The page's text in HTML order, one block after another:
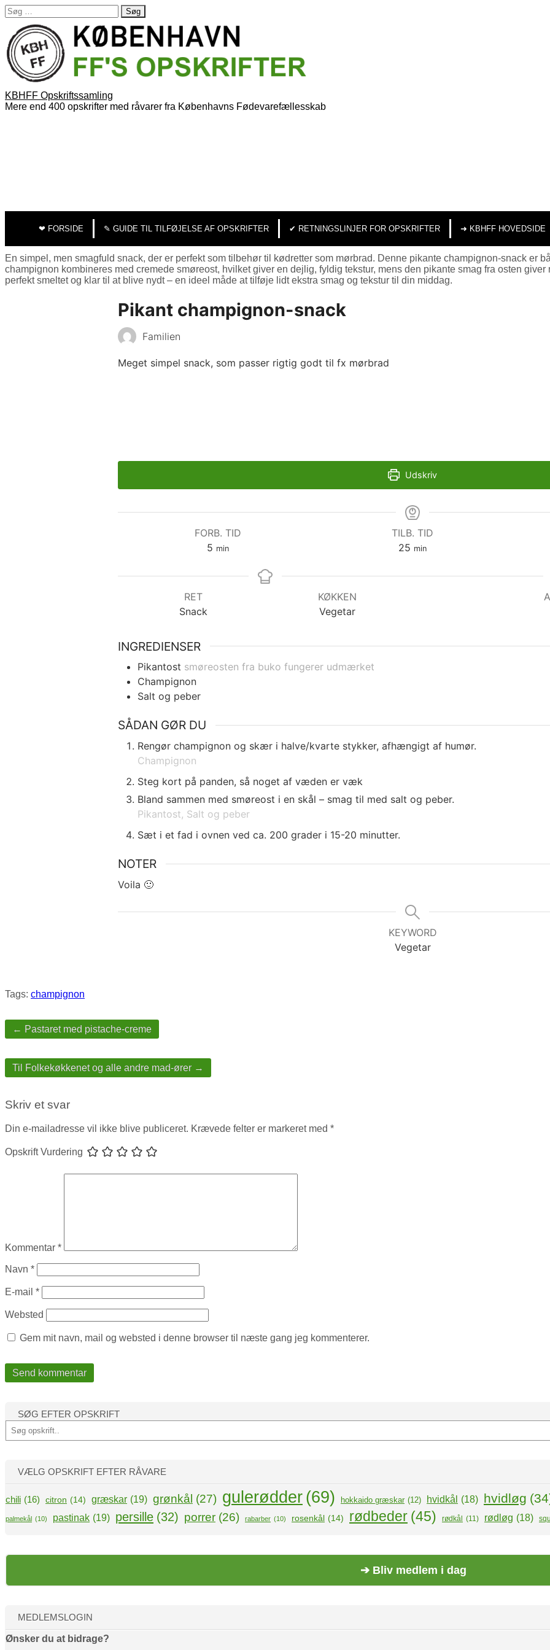
Søg
efter:
KBHFF Opskriftssamling
Mere end 400 opskrifter med råvarer fra Københavns Fødevarefællesskab
CONTENT
❤︎ FORSIDE ✎ GUIDE TIL TILFØJELSE AF OPSKRIFTER ✔︎ RETNINGSLINJER FOR OPSKRIFTER ➜ KBHFF HOVEDSIDE
En simpel, men smagfuld snack, der er perfekt som tilbehør til kødretter som mørbrad. Denne pikante champignon-snack er
champignon kombineres med cremede smøreost, hvilket giver en dejlig, fyldig tekstur, mens den pikante smag fra osten
perfekt smeltet og klar til at blive nydt – en ideel måde at tilføje lidt ekstra smag og tekstur til din middag.
Pikant champignon-snack
Familien
Meget simpel snack, som passer rigtig godt til fx mørbrad
Udskriv
FORB. TID
5 minutter
min
TILB. TID
25 minutter
min
RET
Snack
KØKKEN
Vegetar
INGREDIENSER
Pikantost smøreosten fra buko fungerer udmærket
Champignon
Salt og peber
SÅDAN GØR DU
Rengør champignon og skær i halve/kvarte stykker, afhængigt af humør.
Champignon
Steg kort på panden, så noget af væden er væk
Bland sammen med smøreost i en skål – smag til med salt og peber.
Pikantost, Salt og peber
Sæt i et fad i ovnen ved ca. 200 grader i 15-20 minutter.
NOTER
Voila 🙂
KEYWORD
Vegetar
Tags: champignon
navigation
← Pastaret med pistache-creme
Til Folkekøkkenet og alle andre mad-ører →
Skriv et svar
Din e-mailadresse vil ikke blive publiceret. Krævede felter er markeret med *
Opskrift Vurdering
Kommentar *
Navn *
E-mail *
Websted
Gem mit navn, mail og websted i denne browser til næste gang jeg kommenterer.
SØG EFTER OPSKRIFT
VÆLG OPSKRIFT EFTER RÅVARE
chili (16) citron (14) græskar (19) grønkål (27) gulerødder (69) hokkaido græskar (12) hvidkål (18) hvidløg
palmekål (10) pastinak (19) persille (32) porrer (26) rabarber (10) rosenkål (14) rødbeder (45) rødkål (11) rødløg (18)
➔ Bliv medlem i dag
MEDLEMSLOGIN
Ønsker du at bidrage?